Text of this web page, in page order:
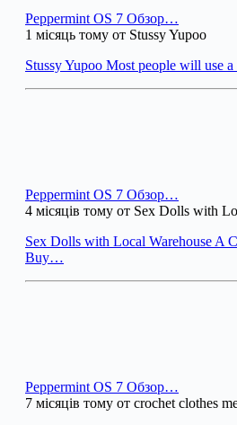
Peppermint OS 7 Обзор…
1 місяць тому от Stussy Yupoo
Stussy Yupoo Most people will use
Peppermint OS 7 Обзор…
4 місяців тому от Sex Dolls with
Sex Dolls with Local Warehouse A
Buy…
Peppermint OS 7 Обзор…
7 місяців тому от crochet clothes